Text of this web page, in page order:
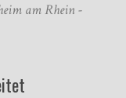
am Rhein -